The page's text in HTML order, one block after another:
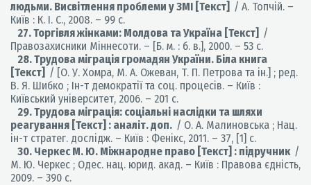
людьми. Висвітлення проблеми у ЗМІ [Текст] / А. Топчій. –
Київ : К. І. С., 2008. – 99 с.
27. Торгівля жінками: Молдова та Україна [Текст] /
Правозахисники Міннесоти. – [Б. м. : б. в.], 2000. – 53 с.
28. Трудова міграція громадян України. Біла книга
[Текст] / [О. У. Хомра, М. А. Ожеван, Т. П. Петрова та ін.] ; ред.
В. Я. Шибко ; Ін-т демократії та соц. процесів. – Київ :
Київський університет, 2006. – 201 с.
29. Трудова міграція: соціальні наслідки та шляхи
реагування [Текст] : аналіт. доп. / О. А. Малиновська ; Нац.
ін-т стратег. дослідж. – Київ : Фенікс, 2011. – 37, [1] с.
30. Черкес М. Ю. Міжнародне право [Текст] : підручник /
М. Ю. Черкес ; Одес. нац. юрид. акад. – Київ : Правова єдність,
2009. – 390 с.